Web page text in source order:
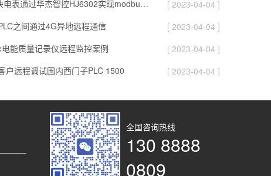
天津100块电表通过华杰智控HJ6302实现modbus转profinet功能
[ 2023-04-04 ]
之间通过4G异地远程通信
[ 2023-04-04 ]
能质量记录仪远程监控案例
[ 2023-04-04 ]
户远程调试国内西门子PLC 1500 [ 2023-04-04 ]
全国咨询热线
130 8888
0809